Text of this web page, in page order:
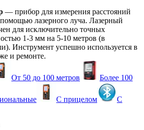
— прибор для измерения расстояний
лазерного луча. Лазерный
для исключительно точных
1-3 мм на 5-10 метров (в
Инструмент успешно используется в
и ремонте.
От 50 до 100 метров Более 100
С прицелом
С